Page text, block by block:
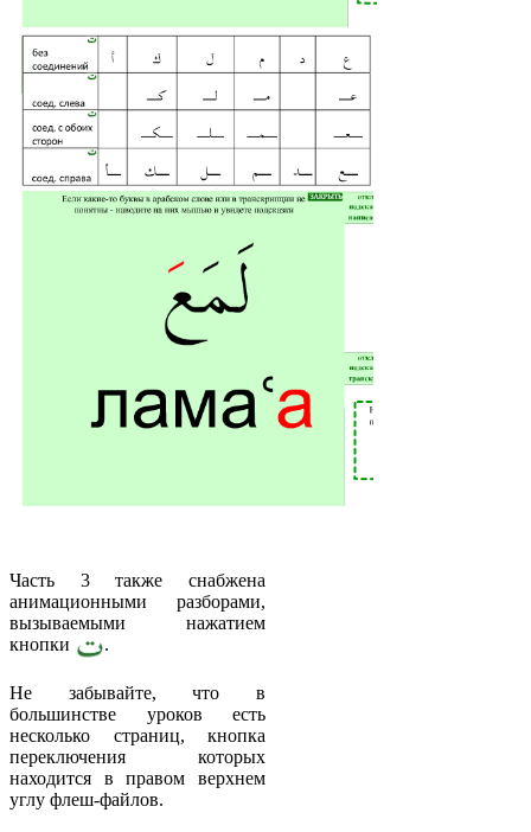
Часть 3 также снабжена
анимационными разборами,
вызываемыми нажатием
кнопки
.
Не забывайте, что в
большинстве уроков есть
несколько страниц, кнопка
переключения которых
находится в правом верхнем
углу флеш-файлов.